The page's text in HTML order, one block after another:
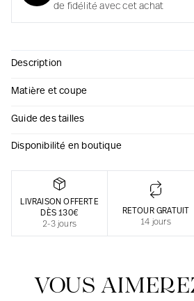
Une fabrication responsable en France
de fidélité avec cet achat
Description
Matière et coupe
Guide des tailles
Disponibilité en boutique
LIVRAISON OFFERTE
DÈS 130€
2-3 jours
RETOUR GRATUIT
14 jours
VOUS